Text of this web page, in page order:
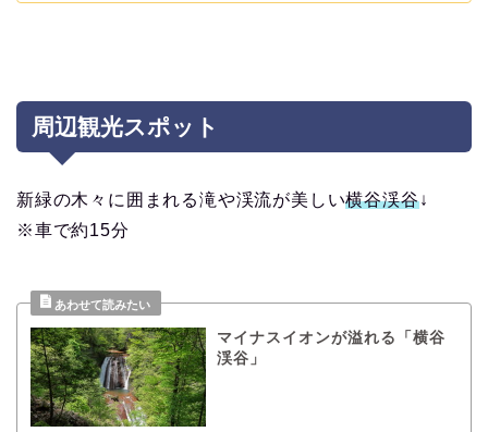
周辺観光スポット
新緑の木々に囲まれる滝や渓流が美しい横谷渓谷↓
※車で約15分
マイナスイオンが溢れる「横谷
渓谷」